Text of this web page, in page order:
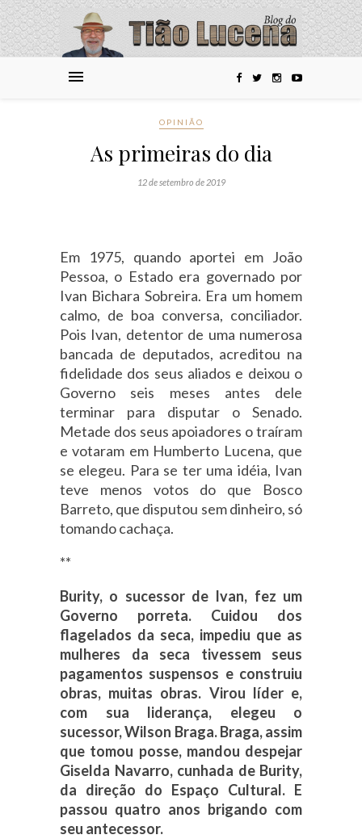
OPINIÃO
As primeiras do dia
12 de setembro de 2019
Em 1975, quando aportei em João
Pessoa, o Estado era governado por
Ivan Bichara Sobreira. Era um homem
calmo, de boa conversa, conciliador.
Pois Ivan, detentor de uma numerosa
bancada de deputados, acreditou na
fidelidade dos seus aliados e deixou o
Governo seis meses antes dele
terminar para disputar o Senado.
Metade dos seus apoiadores o traíram
e votaram em Humberto Lucena, que
se elegeu. Para se ter uma idéia, Ivan
teve menos votos do que Bosco
Barreto, que disputou sem dinheiro, só
tomando cachaça.
**
Burity, o sucessor de Ivan, fez um
Governo porreta. Cuidou dos
flagelados da seca, impediu que as
mulheres da seca tivessem seus
pagamentos suspensos e construiu
obras, muitas obras. Virou líder e,
com sua liderança, elegeu o
sucessor, Wilson Braga. Braga, assim
que tomou posse, mandou despejar
Giselda Navarro, cunhada de Burity,
da direção do Espaço Cultural. E
passou quatro anos brigando com
seu antecessor.